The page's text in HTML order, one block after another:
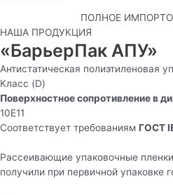
ПОЛНОЕ
НАША ПРОДУКЦИЯ
«БарьерПак АПУ»
Антистатическая полиэтиленовая
Класс (D)
Поверхностное сопротивление в
10E11
Соответствует требованиям ГОСТ
Рассеивающие упаковочные
получили при первичной упаковке